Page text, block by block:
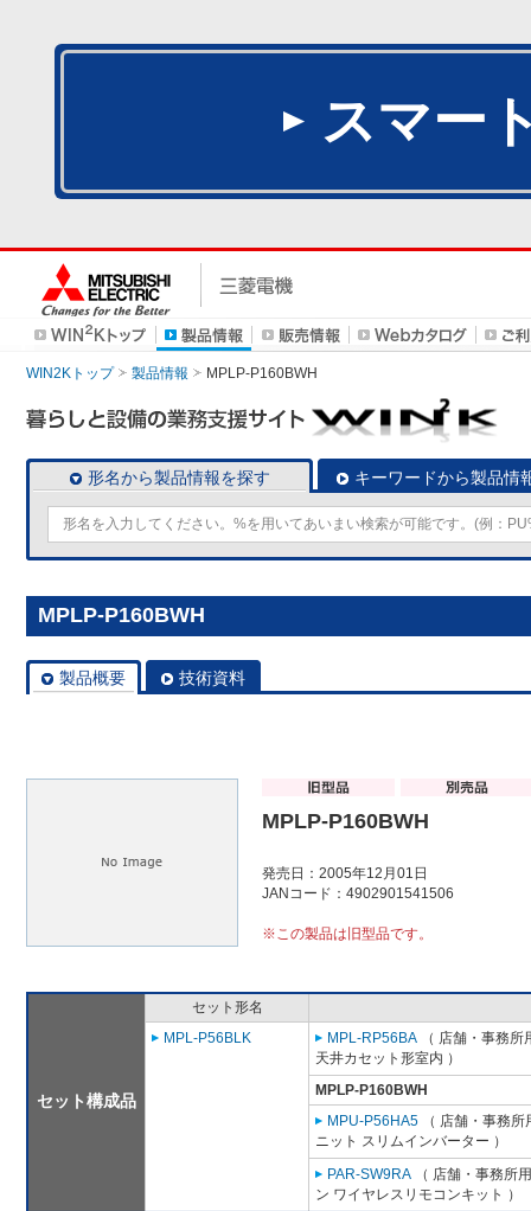
スマー
WIN2Kトップ 製品情報 MPLP-P160BWH
形名から製品情報を探す キーワードから製品情
MPLP-P160BWH
製品概要 技術資料
MPLP-P160BWH
発売日：2005年12月01日
JANコード：4902901541506
※この製品は旧型品です。
セット構成品
セット形名
MPL-P56BLK
MPL-RP56BA （ 店舗・事務
天井カセット形室内 ）
MPLP-P160BWH
MPU-P56HA5 （ 店舗・事務
ニット スリムインバーター ）
PAR-SW9RA （ 店舗・事務所
ン ワイヤレスリモコンキット ）